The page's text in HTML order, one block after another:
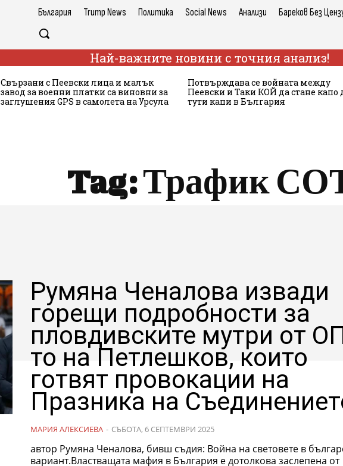
България Trump News Политика Social News Анализи Бареков Без
Най-важните новини с точния анализ!
Свързани с Пеевски лица и малък
завод за военни платки са виновни за
заглушения GPS в самолета на Урсула
Потвърждава се войната между
Пеевски и Таки КОЙ да стане капо
тути капи в България
Tag:Трафик
Румяна Ченалова извади
горещи подробности за
пловдивските мутри от
то на Петлешков, които
готвят провокации на
Празника на
МАРИЯ АЛЕКСИЕВА - СЪБОТА, 6 СЕПТЕМВРИ 2025
автор Румяна Ченалова, бивш съдия: Война на световете в български
вариант.Властващата мафия в България е дотолкова заслепена от